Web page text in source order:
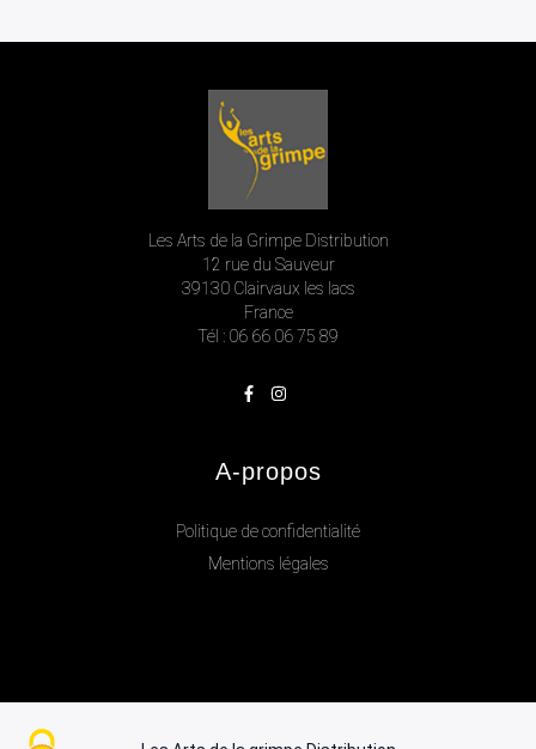
Les Arts de la Grimpe Distribution
12 rue du Sauveur
39130 Clairvaux les lacs
France
Tél : 06 66 06 75 89
A-propos
Politique de confidentialité
Mentions légales